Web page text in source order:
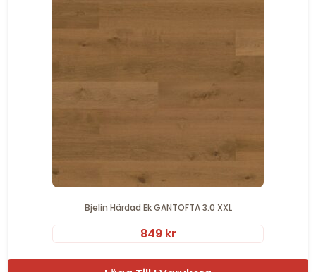
Bjelin Härdad Ek GANTOFTA 3.0 XXL
849 kr